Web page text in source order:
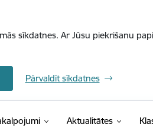
sīkdatnes. Ar Jūsu piekrišanu
Pārvaldīt sīkdatnes
Aktualitātes